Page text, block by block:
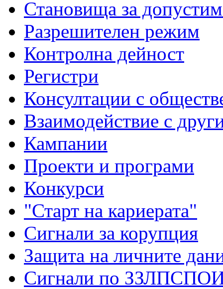
Становища за
Разрешителен режим
Контролна дейност
Регистри
Консултации с
Взаимодействие с
Кампании
Проекти и програми
Конкурси
"Старт на кариерата"
Сигнали за корупция
Защита на личните
Сигнали по